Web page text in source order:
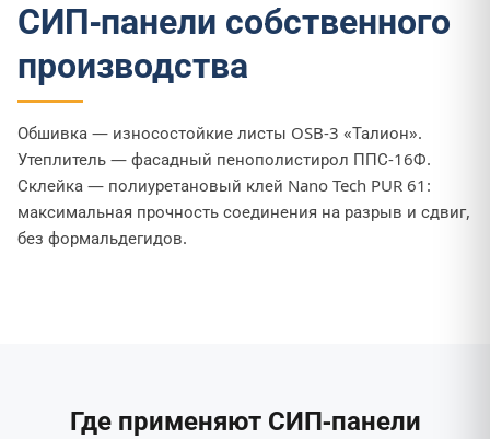
СИП-панели собственного
производства
Обшивка — износостойкие листы OSB-3 «Талион».
Утеплитель — фасадный пенополистирол ППС-16Ф.
Склейка — полиуретановый клей Nano Tech PUR 61:
максимальная прочность соединения на разрыв и сдвиг,
без формальдегидов.
Где применяют СИП-панели